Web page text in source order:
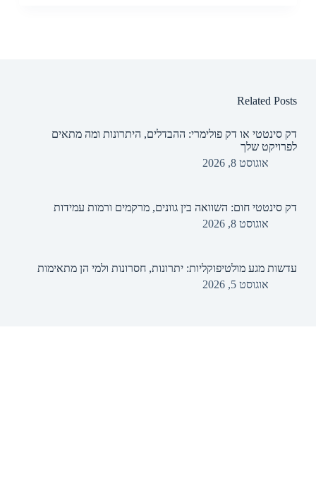
Related Posts
דק סינטטי או דק פולימרי: ההבדלים, היתרונות ומה מתאים
לפרויקט שלך
אוגוסט 8, 2026
דק סינטטי חום: השוואה בין גוונים, מרקמים ורמות עמידות
אוגוסט 8, 2026
עדשות מגע מולטיפוקליות: יתרונות, חסרונות ולמי הן מתאימות
אוגוסט 5, 2026